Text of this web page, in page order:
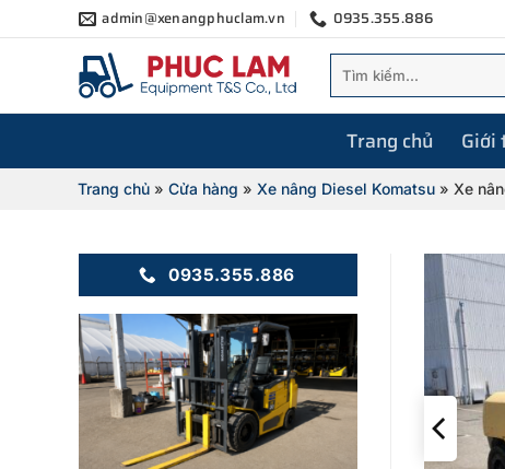
qua
admin@xenangphuclam.vn 0935.355.886
kiếm:
Trang chủ Giới
Trang chủ» Cửa hàng » Xe nâng Diesel Komatsu» Xe
0935.355.886